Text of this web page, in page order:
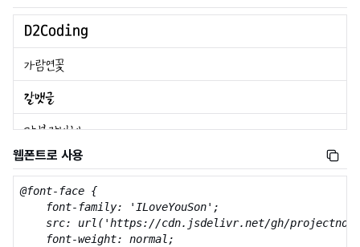
웹폰트로 사용
@font-face {
    font-family: 'ILoveYouSon';
src: url('https://cdn.jsdelivr.net/gh/
    font-weight: normal;